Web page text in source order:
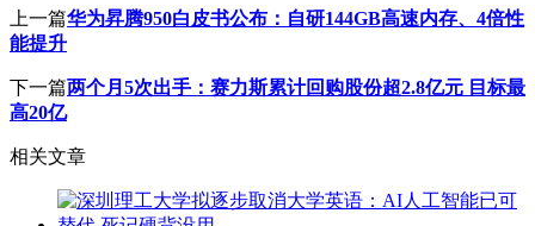
上一篇华为昇腾950白皮书公布：自研144GB高速内存、4倍性
能提升
下一篇两个月5次出手：赛力斯累计回购股份超2.8亿元 目标最
高20亿
相关文章